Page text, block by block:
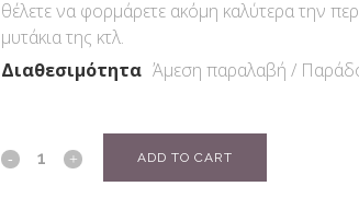
θέλετε να φορμάρετε ακόμη καλύτερα την
μυτάκια της κτλ.
Διαθεσιμότητα Άμεση παραλαβή /
ADD TO CART